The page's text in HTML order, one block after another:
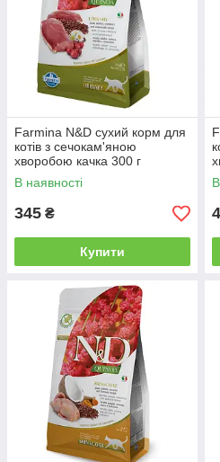
Farmina N&D сухий корм для
котів з сечокам'яною
хворобою качка 300 г
В наявності
345 ₴
Купити